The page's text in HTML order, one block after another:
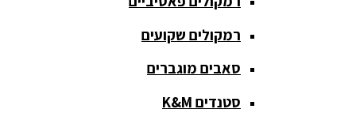
מוגברים
מיקרופון
רמקולים שקועים
סאבים מוגברים
סטנדים K&M